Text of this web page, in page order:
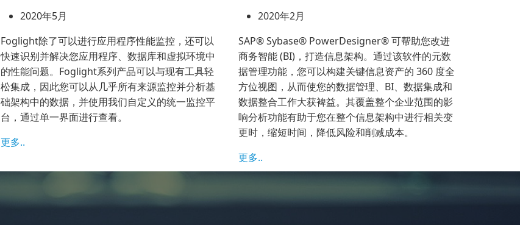
2020年5月
Foglight除了可以进行应用程序性能监控，还可以
快速识别并解决您应用程序、数据库和虚拟环境中
的性能问题。Foglight系列产品可以与现有工具轻
松集成，因此您可以从几乎所有来源监控并分析基
础架构中的数据，并使用我们自定义的统一监控平
台，通过单一界面进行查看。
更多..
2020年2月
SAP® Sybase® PowerDesigner® 可帮助您改进
商务智能 (BI)，打造信息架构。通过该软件的元数
据管理功能，您可以构建关键信息资产的 360 度全
方位视图，从而使您的数据管理、BI、数据集成和
数据整合工作大获裨益。其覆盖整个企业范围的影
响分析功能有助于您在整个信息架构中进行相关变
更时，缩短时间，降低风险和削减成本。
更多..